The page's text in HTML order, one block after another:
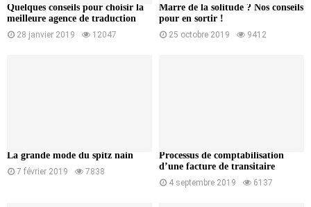
Quelques conseils pour choisir la
meilleure agence de traduction
28 janvier 2019 12047
Marre de la solitude ? Nos conseils
pour en sortir !
25 octobre 2019 9412
La grande mode du spitz nain
7 février 2019 7838
Processus de comptabilisation
d’une facture de transitaire
4 septembre 2019 6137